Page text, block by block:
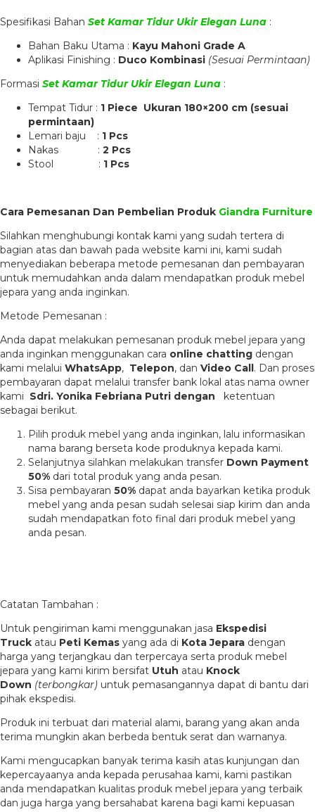
Spesifikasi Bahan Set Kamar Tidur Ukir Elegan Luna :
Bahan Baku Utama : Kayu Mahoni Grade A
Aplikasi Finishing : Duco Kombinasi (Sesuai Permintaan)
Formasi Set Kamar Tidur Ukir Elegan Luna :
Tempat Tidur : 1 Piece Ukuran 180×200 cm (sesuai
permintaan)
Lemari baju : 1 Pcs
Nakas : 2 Pcs
Stool : 1 Pcs
Cara Pemesanan Dan Pembelian Produk Giandra Furniture
Silahkan menghubungi kontak kami yang sudah tertera di
bagian atas dan bawah pada website kami ini, kami sudah
menyediakan beberapa metode pemesanan dan pembayaran
untuk memudahkan anda dalam mendapatkan produk mebel
jepara yang anda inginkan.
Metode Pemesanan :
Anda dapat melakukan pemesanan produk mebel jepara yang
anda inginkan menggunakan cara online chatting dengan
kami melalui WhatsApp, Telepon, dan Video Call. Dan proses
pembayaran dapat melalui transfer bank lokal atas nama owner
kami Sdri. Yonika Febriana Putri dengan ketentuan
sebagai berikut.
Pilih produk mebel yang anda inginkan, lalu informasikan
nama barang berseta kode produknya kepada kami.
Selanjutnya silahkan melakukan transfer Down Payment
50% dari total produk yang anda pesan.
Sisa pembayaran 50% dapat anda bayarkan ketika produk
mebel yang anda pesan sudah selesai siap kirim dan anda
sudah mendapatkan foto final dari produk mebel yang
anda pesan.
Catatan Tambahan :
Untuk pengiriman kami menggunakan jasa Ekspedisi
Truck atau Peti Kemas yang ada di Kota Jepara dengan
harga yang terjangkau dan terpercaya serta produk mebel
jepara yang kami kirim bersifat Utuh atau Knock
Down (terbongkar) untuk pemasangannya dapat di bantu dari
pihak ekspedisi.
Produk ini terbuat dari material alami, barang yang akan anda
terima mungkin akan berbeda bentuk serat dan warnanya.
Kami mengucapkan banyak terima kasih atas kunjungan dan
kepercayaanya anda kepada perusahaa kami, kami pastikan
anda mendapatkan kualitas produk mebel jepara yang terbaik
dan juga harga yang bersahabat karena bagi kami kepuasan